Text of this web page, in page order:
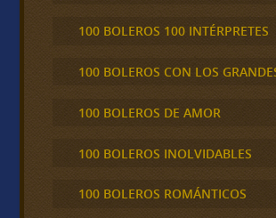
100 BOLEROS 100 INTÉRPRETES
100 BOLEROS CON LOS
100 BOLEROS DE AMOR
100 BOLEROS INOLVIDABLES
100 BOLEROS ROMÁNTICOS